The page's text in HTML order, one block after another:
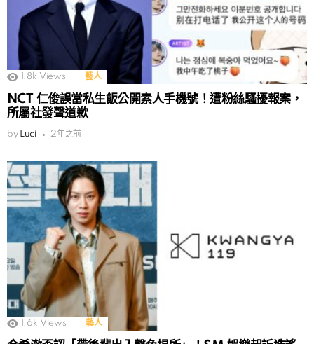
1.8k Views 藝人
NCT 仁俊誤當私生飯公開素人手機號！遭粉絲騷擾報案，
所屬社發聲道歉
by Luci 2年之前
1.6k Views 藝人